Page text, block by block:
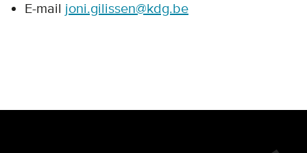
E-mail joni.gilissen@kdg.be